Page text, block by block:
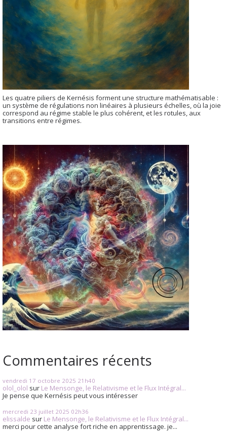
Les quatre piliers de Kernésis forment une structure mathématisable :
un système de régulations non linéaires à plusieurs échelles, où la joie
correspond au régime stable le plus cohérent, et les rotules, aux
transitions entre régimes.
Commentaires récents
vendredi 17 octobre 2025 21h40
olol_olol sur Le Mensonge, le Relativisme et le Flux Intégral...
Je pense que Kernésis peut vous intéresser
mercredi 23 juillet 2025 02h36
elissalde sur Le Mensonge, le Relativisme et le Flux Intégral...
merci pour cette analyse fort riche en apprentissage. je...